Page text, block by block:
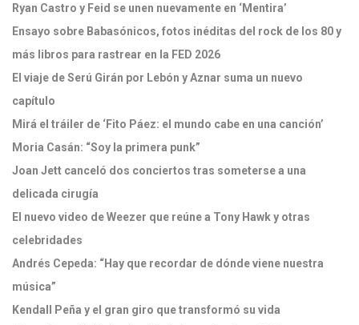
Ryan Castro y Feid se unen nuevamente en ‘Mentira’
Ensayo sobre Babasónicos, fotos inéditas del rock de los 80 y
más libros para rastrear en la FED 2026
El viaje de Serú Girán por Lebón y Aznar suma un nuevo
capítulo
Mirá el tráiler de ‘Fito Páez: el mundo cabe en una canción’
Moria Casán: “Soy la primera punk”
Joan Jett canceló dos conciertos tras someterse a una
delicada cirugía
El nuevo video de Weezer que reúne a Tony Hawk y otras
celebridades
Andrés Cepeda: “Hay que recordar de dónde viene nuestra
música”
Kendall Peña y el gran giro que transformó su vida